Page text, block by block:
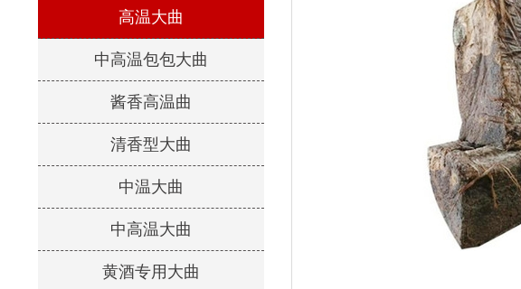
高温大曲
中高温包包大曲
酱香高温曲
清香型大曲
中温大曲
中高温大曲
黄酒专用大曲